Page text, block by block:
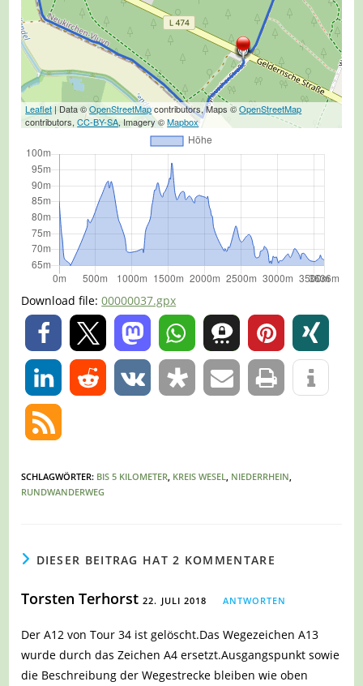
Leaflet| Data ©OpenStreetMapcontributors, Maps ©OpenStreetMap
contributors,CC-BY-SA, Imagery ©Mapbox
Download file:00000037.gpx
0
0
SCHLAGWÖRTER: BIS 5 KILOMETER KREIS WESEL NIEDERRHEIN
RUNDWANDERWEG
DIESER BEITRAG HAT 2 KOMMENTARE
Torsten Terhorst22. JULI 2018 ANTWORTEN
Der A12 von Tour 34 ist gelöscht.Das Wegezeichen A13
wurde durch das Zeichen A4 ersetzt.Ausgangspunkt sowie
die Beschreibung der Wegestrecke bleiben wie oben